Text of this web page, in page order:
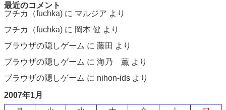
最近のコメント
フチカ（fuchka) に マルジア より
フチカ（fuchka) に 岡本 健 より
ブラウザの隠しゲーム に 藤田 より
ブラウザの隠しゲーム に 海乃 薫 より
ブラウザの隠しゲーム に nihon-ids より
2007年1月